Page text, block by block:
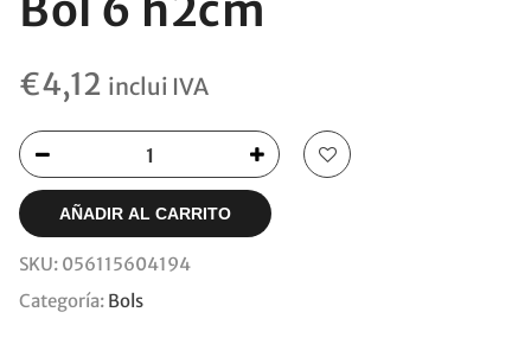
€4,12 inclui IVA
AÑADIR AL CARRITO
SKU: 056115604194
Categoría: Bols